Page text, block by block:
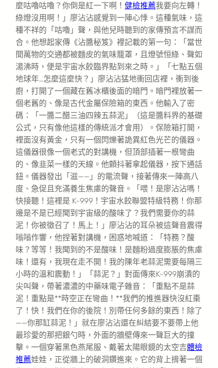
麼咕嚕咕嚕？你倒是紅一下啊！ 健檢推薦我要向左轉！
綠燈沒用啊！」廖沾沾感覺到一陣心悸。這種氣味，這
種不祥的「咕嚕」聲，與他兒時聽到的家傳預言不謀而
合。他想起家傳《沾醬秘笈》裡記載的第一句：「當世
間萬物的交通都被麵皮的氣味籠罩，且燈號恒綠、聲如
湯沸時，便是宇宙水餃臨界點到來之時。」「七點五個
地球年…怎麼這麼快？」廖沾沾猛地衝回店裡，衝到後
廚，打開了一個藏在舊冰櫃後面的暗門。暗門裡放著一
個老舊的、像是古代金屬保險箱的東西。他輸入了密
碼：「一醬二醋三油四辣五蒜泥」（這是醬料界的基礎
公式，只有像他這樣的傳統派才會用）。保險箱打開，
裡面沒有黃金，只有一個閃爍著詭異紅色光芒的儀器。
這儀器很像一個老式的對講機，但頂部插著一根彎曲
的、像韭菜一樣的天線。他顫抖著拿起儀器，按下通話
鈕。儀器發出「滋——」的電流聲，接著傳來一陣高八
度、急促且充滿養生焦慮的聲音。「喂！是廖沾沾嗎！
快接聽！這裡是 K-999！宇宙水餃聯盟特級特務！你那
邊是不是已經聞到宇宙級的酸味了？我們需要你的蒜
泥！你被徵召了！馬上！」廖沾沾的耳朵被這聲音震得
嗡嗡作響，他捏著對講機，困惑地喊道：「特務？酸
味？等等！我聞到的不是酸味！是麵粉過度膨脹的焦慮
味！還有，我現在走不開！我的陳年老蒜泥需要每隔三
小時的溫和震動！」「蒜泥？」對面傳來K-999崩潰的
尖叫聲，帶著濃濃的中藥味電子雜音：「重點不是蒜
泥！重點是**時空正在彎曲！**我們的推進器快沒紅棗
了！快！我們在你的後院！別帶任何多餘的東西！除了
——你那缸蒜泥！」就在廖沾沾還在糾結要不要帶上他
最珍愛的那把銀勺時，外面的牆壁傳來一聲巨大的撞
擊。一個穿著黑色燕尾服、戴著太陽眼鏡的太空吉體檢
推薦娃娃，正從牆上的破洞鑽進來。它的背上揹著一個